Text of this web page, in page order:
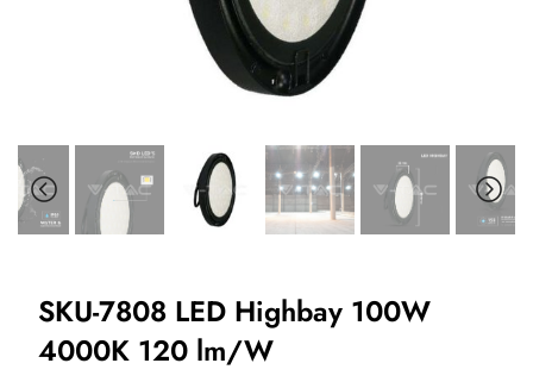
SKU-7808 LED Highbay 100W
4000K 120 lm/W